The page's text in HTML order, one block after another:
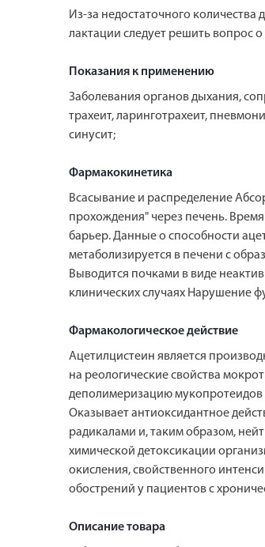
Из-за недостаточного
лактации следует решить вопрос
Показания к применению
Заболевания органов дыхания,
трахеит, ларинготрахеит,
синусит;
Фармакокинетика
Всасывание и распределение
прохождения" через печень.
барьер. Данные о способности
метаболизируется в печени с
Выводится почками в виде
клинических случаях Нарушение
Фармакологическое действие
Ацетилцистеин является
на реологические свойства
деполимеризацию мукопротеидов
Оказывает антиоксидантное
радикалами и, таким образом,
химической детоксикации
окисления, свойственного
обострений у пациентов с
Описание товара